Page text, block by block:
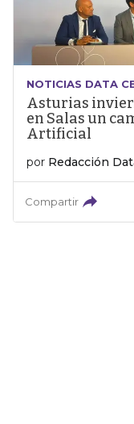
NOTICIAS DATA
Asturias
en Salas un
Artificial
por Redacción
Compartir